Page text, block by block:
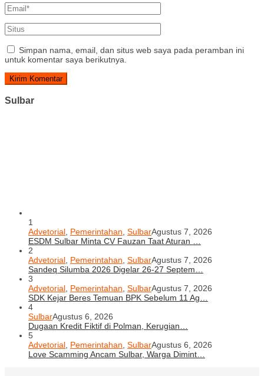
Simpan nama, email, dan situs web saya pada peramban ini
untuk komentar saya berikutnya.
Sulbar
1
Advetorial, Pemerintahan, SulbarAgustus 7, 2026
ESDM Sulbar Minta CV Fauzan Taat Aturan …
2
Advetorial, Pemerintahan, SulbarAgustus 7, 2026
Sandeq Silumba 2026 Digelar 26-27 Septem…
3
Advetorial, Pemerintahan, SulbarAgustus 7, 2026
SDK Kejar Beres Temuan BPK Sebelum 11 Ag…
4
SulbarAgustus 6, 2026
Dugaan Kredit Fiktif di Polman, Kerugian…
5
Advetorial, Pemerintahan, SulbarAgustus 6, 2026
Love Scamming Ancam Sulbar, Warga Dimint…